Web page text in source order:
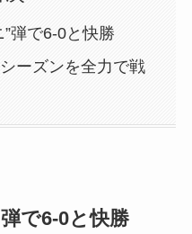
弾で6-0と快勝
ーズンを全力で戦
で6-0と快勝